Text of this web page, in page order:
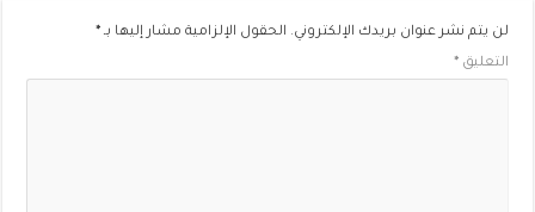
لن يتم نشر عنوان بريدك الإلكتروني. الحقول الإلزامية مشار إليها بـ*
التعليق*